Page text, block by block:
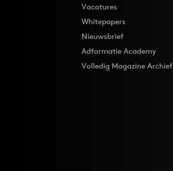
Vacatures
Whitepapers
Nieuwsbrief
Adformatie Academy
Volledig Magazine Archief